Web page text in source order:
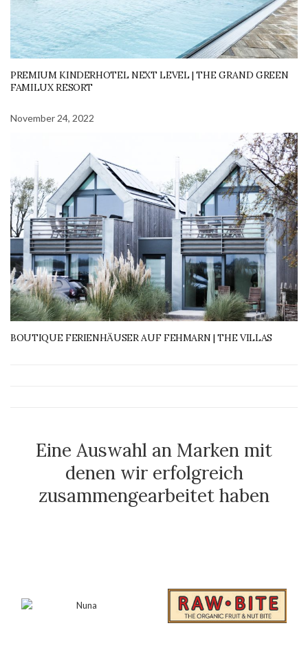
PREMIUM KINDERHOTEL NEXT LEVEL | THE GRAND GREEN
FAMILUX RESORT
November 24, 2022
BOUTIQUE FERIENHÄUSER AUF FEHMARN | THE VILLAS
Eine Auswahl an Marken mit
denen wir erfolgreich
zusammengearbeitet haben